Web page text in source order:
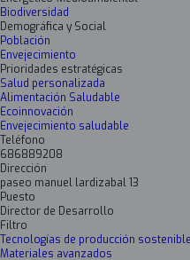
Biodiversidad
Demográfica y Social
Población
Envejecimiento
Prioridades estratégicas
Salud personalizada
Alimentación Saludable
Ecoinnovación
Envejecimiento saludable
Teléfono
686889208
Dirección
paseo manuel lardizabal 13
Puesto
Director de Desarrollo
Filtro
Tecnologías de producción sostenible
Materiales avanzados